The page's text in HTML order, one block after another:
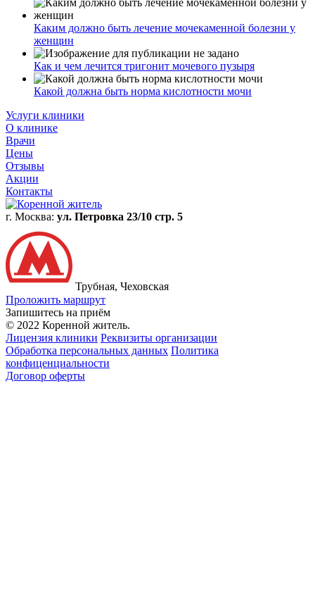
Каким должно быть лечение мочекаменной болезни у
женщин
Как и чем лечится тригонит мочевого пузыря
Какой должна быть норма кислотности мочи
Услуги клиники
О клинике
Врачи
Цены
Отзывы
Акции
Контакты
г. Москва: ул. Петровка 23/10 стр. 5
Трубная, Чеховская
Проложить маршрут
Запишитесь на приём
© 2022 Коренной житель.
Лицензия клиники Реквизиты организации
Обработка персональных данных Политика
конфиценциальности
Договор оферты